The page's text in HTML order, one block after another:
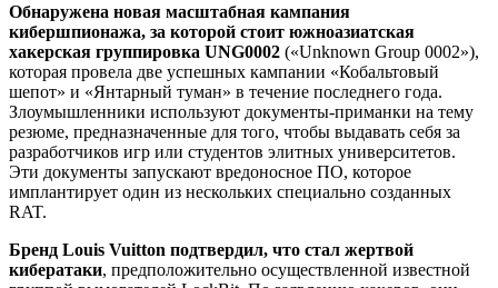
Обнаружена новая масштабная кампания
кибершпионажа, за которой стоит южноазиатская
хакерская группировка UNG0002 («Unknown Group 0002»),
которая провела две успешных кампании «Кобальтовый
шепот» и «Янтарный туман» в течение последнего года.
Злоумышленники используют документы-приманки на тему
резюме, предназначенные для того, чтобы выдавать себя за
разработчиков игр или студентов элитных университетов.
Эти документы запускают вредоносное ПО, которое
имплантирует один из нескольких специально созданных
RAT.
Бренд Louis Vuitton подтвердил, что стал жертвой
кибератаки, предположительно осуществленной известной